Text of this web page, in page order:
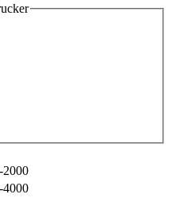
2000
4000